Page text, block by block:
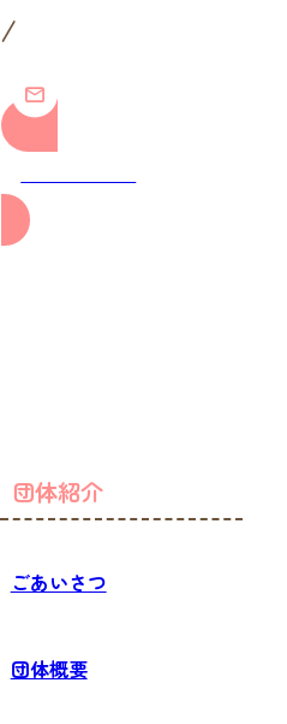
団体紹介
ごあいさつ
団体概要